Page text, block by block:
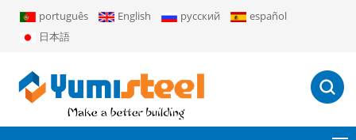
português English русский
español
日本語